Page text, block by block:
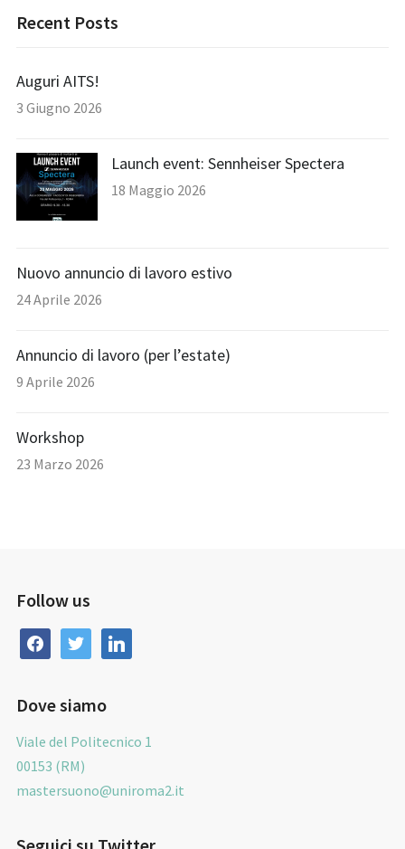
Recent Posts
Auguri AITS!
3 Giugno 2026
Launch event: Sennheiser Spectera
18 Maggio 2026
Nuovo annuncio di lavoro estivo
24 Aprile 2026
Annuncio di lavoro (per l’estate)
9 Aprile 2026
Workshop
23 Marzo 2026
Follow us
facebooktwitter linkedin
Dove siamo
Viale del Politecnico 1
00153 (RM)
mastersuono@uniroma2.it